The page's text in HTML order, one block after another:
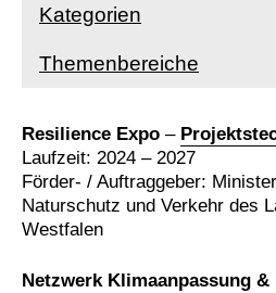
Kategorien
Themenbereiche
Resilience Expo –
Laufzeit: 2024 – 2027
Förder- / Auftraggeber:
Naturschutz und Verkehr des
Westfalen
Netzwerk Klimaanpassung &